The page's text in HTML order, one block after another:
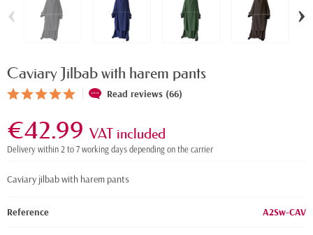
‹ ›
Caviary Jilbab with harem pants
Read reviews (66)
€42.99 VAT included
Delivery within 2 to 7 working days depending on the carrier
Caviary jilbab with harem pants
Reference A2Sw-CAV